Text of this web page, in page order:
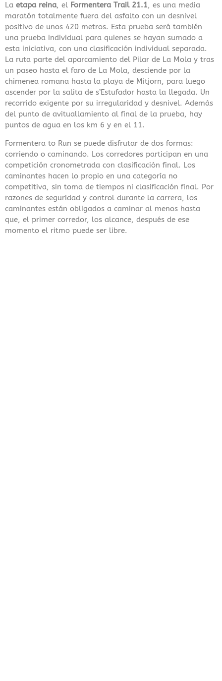
La etapa reina, el Formentera Trail 21.1, es una media
maratón totalmente fuera del asfalto con un desnivel
positivo de unos 420 metros. Esta prueba será también
una prueba individual para quienes se hayan sumado a
esta iniciativa, con una clasificación individual separada.
La ruta parte del aparcamiento del Pilar de La Mola y tras
un paseo hasta el faro de La Mola, desciende por la
chimenea romana hasta la playa de Mitjorn, para luego
ascender por la salita de s’Estufador hasta la llegada. Un
recorrido exigente por su irregularidad y desnivel. Además
del punto de avituallamiento al final de la prueba, hay
puntos de agua en los km 6 y en el 11.
Formentera to Run se puede disfrutar de dos formas:
corriendo o caminando. Los corredores participan en una
competición cronometrada con clasificación final. Los
caminantes hacen lo propio en una categoría no
competitiva, sin toma de tiempos ni clasificación final. Por
razones de seguridad y control durante la carrera, los
caminantes están obligados a caminar al menos hasta
que, el primer corredor, los alcance, después de ese
momento el ritmo puede ser libre.